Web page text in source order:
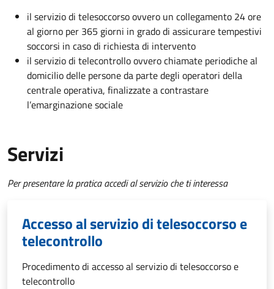
il servizio di telesoccorso ovvero un collegamento 24 ore
al giorno per 365 giorni in grado di assicurare tempestivi
soccorsi in caso di richiesta di intervento
il servizio di telecontrollo ovvero chiamate periodiche al
domicilio delle persone da parte degli operatori della
centrale operativa, finalizzate a contrastare
l’emarginazione sociale
Servizi
Per presentare la pratica accedi al servizio che ti interessa
Accesso al servizio di telesoccorso e
telecontrollo
Procedimento di accesso al servizio di telesoccorso e
telecontrollo